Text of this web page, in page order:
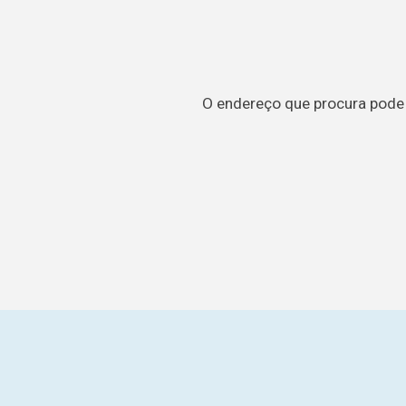
O endereço que procura